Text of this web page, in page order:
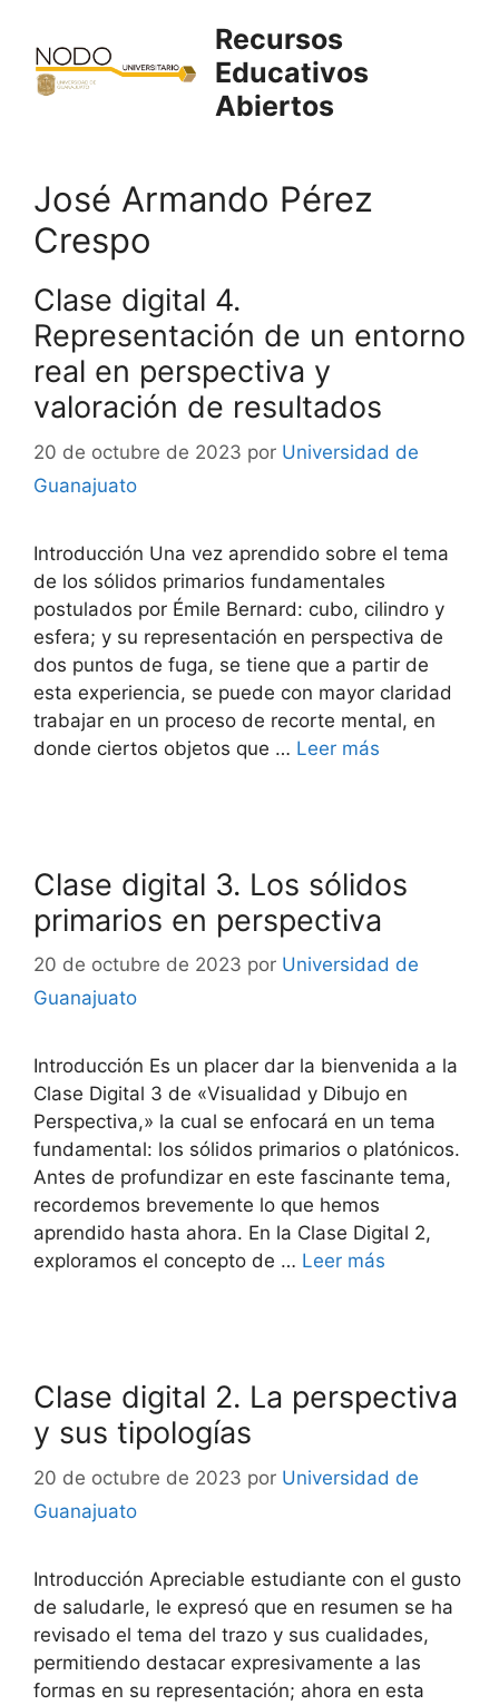
contenido
Recursos
Educativos
Abiertos
José Armando Pérez
Crespo
Clase digital 4.
Representación de un entorno
real en perspectiva y
valoración de resultados
20 de octubre de 2023 por Universidad de
Guanajuato
Introducción Una vez aprendido sobre el tema
de los sólidos primarios fundamentales
postulados por Émile Bernard: cubo, cilindro y
esfera; y su representación en perspectiva de
dos puntos de fuga, se tiene que a partir de
esta experiencia, se puede con mayor claridad
trabajar en un proceso de recorte mental, en
donde ciertos objetos que … Leer más
Clase digital 3. Los sólidos
primarios en perspectiva
20 de octubre de 2023 por Universidad de
Guanajuato
Introducción Es un placer dar la bienvenida a la
Clase Digital 3 de «Visualidad y Dibujo en
Perspectiva,» la cual se enfocará en un tema
fundamental: los sólidos primarios o platónicos.
Antes de profundizar en este fascinante tema,
recordemos brevemente lo que hemos
aprendido hasta ahora. En la Clase Digital 2,
exploramos el concepto de … Leer más
Clase digital 2. La perspectiva
y sus tipologías
20 de octubre de 2023 por Universidad de
Guanajuato
Introducción Apreciable estudiante con el gusto
de saludarle, le expresó que en resumen se ha
revisado el tema del trazo y sus cualidades,
permitiendo destacar expresivamente a las
formas en su representación; ahora en esta